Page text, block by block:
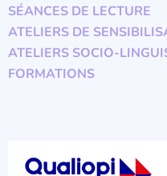
SÉANCES DE LECTURE
ATELIERS DE
ATELIERS SOCIO-
FORMATIONS